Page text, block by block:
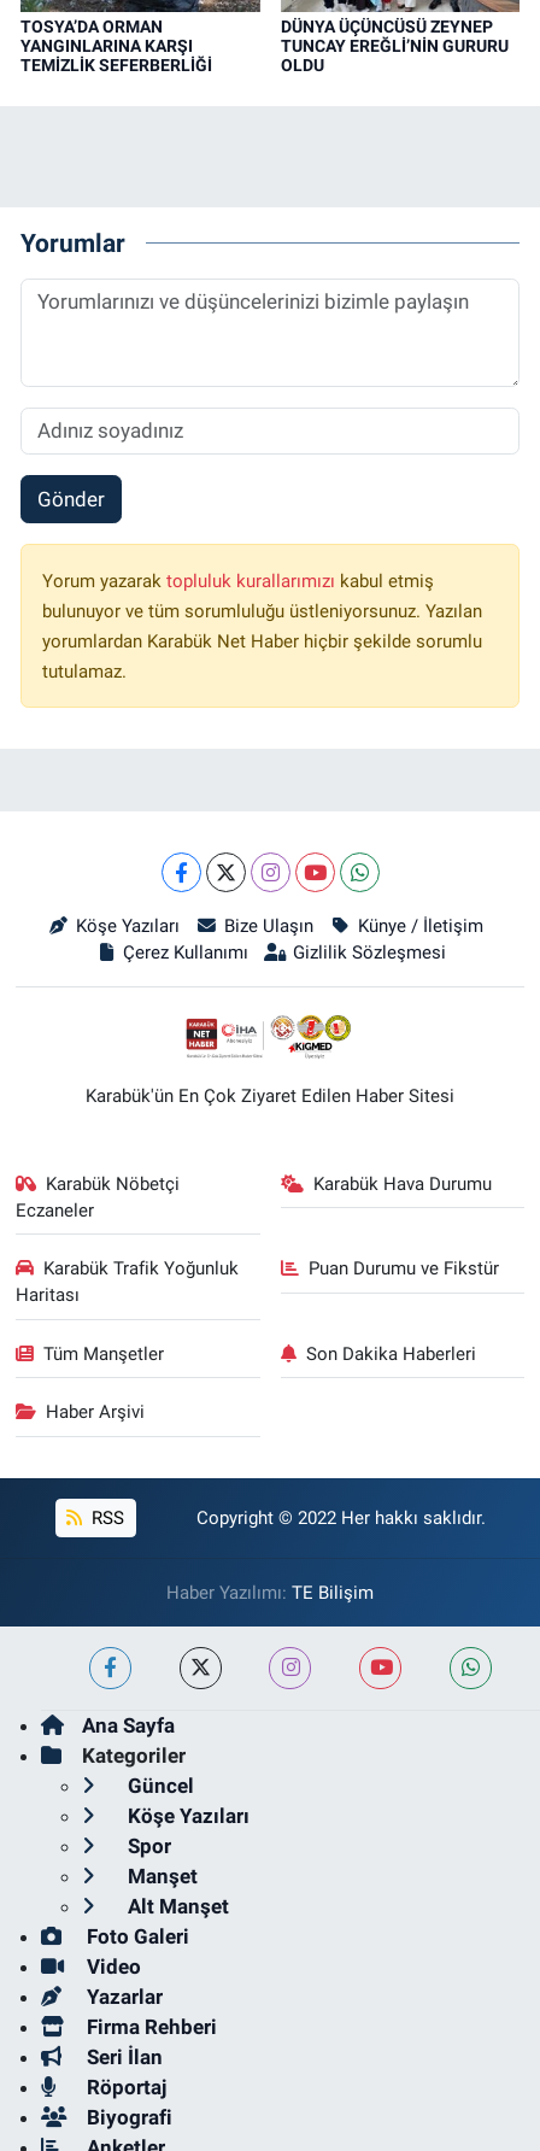
TOSYA’DA ORMAN
YANGINLARINA KARŞI
TEMİZLİK SEFERBERLİĞİ
DÜNYA ÜÇÜNCÜSÜ ZEYNEP
TUNCAY EREĞLİ’NİN GURURU
OLDU
Yorumlar
Gönder
Yorum yazarak topluluk kurallarımızı kabul etmiş
bulunuyor ve tüm sorumluluğu üstleniyorsunuz. Yazılan
yorumlardan Karabük Net Haber hiçbir şekilde sorumlu
tutulamaz.
Köşe Yazıları Bize Ulaşın
Künye / İletişim
Çerez Kullanımı
Gizlilik Sözleşmesi
Karabük'ün En Çok Ziyaret Edilen Haber Sitesi
Karabük Nöbetçi
Eczaneler
Karabük Hava Durumu
Karabük Trafik Yoğunluk
Haritası
Puan Durumu ve Fikstür
Tüm Manşetler Son Dakika Haberleri
Haber Arşivi
RSS Copyright © 2022 Her hakkı saklıdır.
Haber Yazılımı: TE Bilişim
Ana Sayfa
Kategoriler
Güncel
Köşe Yazıları
Spor
Manşet
Alt Manşet
Foto Galeri
Video
Yazarlar
Firma Rehberi
Seri İlan
Röportaj
Biyografi